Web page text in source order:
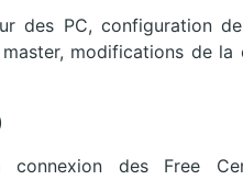
des PC, configuration
modifications de la
connexion des Free